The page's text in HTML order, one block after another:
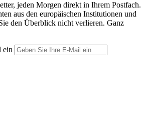
jeden Morgen direkt in Ihrem Postfach.
aus den europäischen Institutionen und
den Überblick nicht verlieren. Ganz
ein